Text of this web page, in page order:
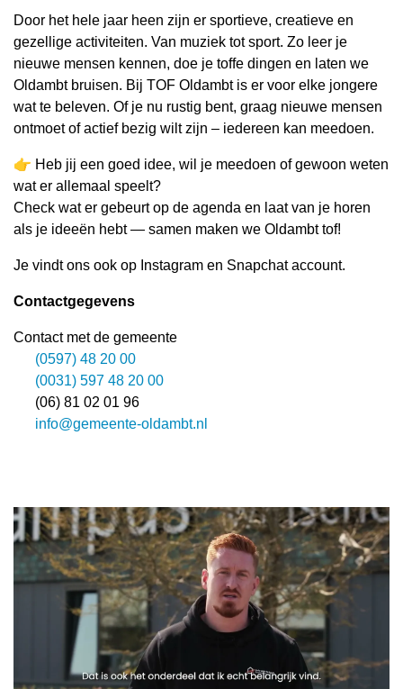
Door het hele jaar heen zijn er sportieve, creatieve en
gezellige activiteiten. Van muziek tot sport. Zo leer je
nieuwe mensen kennen, doe je toffe dingen en laten we
Oldambt bruisen. Bij TOF Oldambt is er voor elke jongere
wat te beleven. Of je nu rustig bent, graag nieuwe mensen
ontmoet of actief bezig wilt zijn – iedereen kan meedoen.
👉 Heb jij een goed idee, wil je meedoen of gewoon weten
wat er allemaal speelt?
Check wat er gebeurt op de agenda en laat van je horen
als je ideeën hebt — samen maken we Oldambt tof!
Je vindt ons ook op Instagram en Snapchat account.
Contactgegevens
Contact met de gemeente
(0597) 48 20 00
(0031) 597 48 20 00
(06) 81 02 01 96
info@gemeente-oldambt.nl